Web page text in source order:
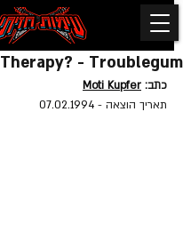
Therapy? - Troublegum
כתב: Moti Kupfer
תאריך הוצאה - 07.02.1994